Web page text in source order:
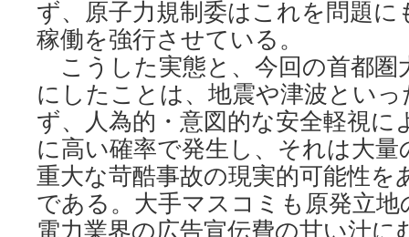
ず、原子力規制委はこれを問題
稼働を強行させている。
こうした実態と、今回の首都圏
にしたことは、地震や津波とい
ず、人為的・意図的な安全軽視に
に高い確率で発生し、それは大
重大な苛酷事故の現実的可能性
である。大手マスコミも原発立
電力業界の広告宣伝費の甘い汁